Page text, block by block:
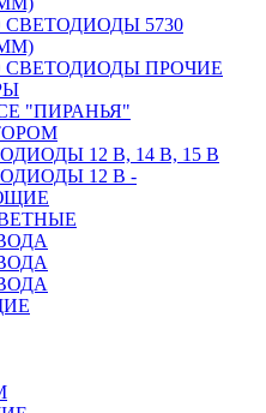
СВЕТОДИОДЫ 5730
СВЕТОДИОДЫ ПРОЧИЕ
"ПИРАНЬЯ"
12 В, 14 В, 15 В
12 В -